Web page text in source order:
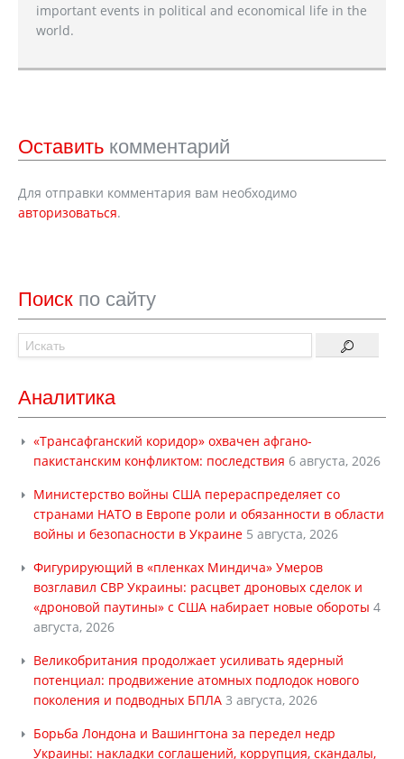
important events in political and economical life in the
world.
Оставить комментарий
Для отправки комментария вам необходимо
авторизоваться.
Поиск по сайту
Аналитика
«Трансафганский коридор» охвачен афгано-
пакистанским конфликтом: последствия 6 августа, 2026
Министерство войны США перераспределяет со
странами НАТО в Европе роли и обязанности в области
войны и безопасности в Украине 5 августа, 2026
Фигурирующий в «пленках Миндича» Умеров
возглавил СВР Украины: расцвет дроновых сделок и
«дроновой паутины» с США набирает новые обороты 4
августа, 2026
Великобритания продолжает усиливать ядерный
потенциал: продвижение атомных подлодок нового
поколения и подводных БПЛА 3 августа, 2026
Борьба Лондона и Вашингтона за передел недр
Украины: накладки соглашений, коррупция, скандалы,